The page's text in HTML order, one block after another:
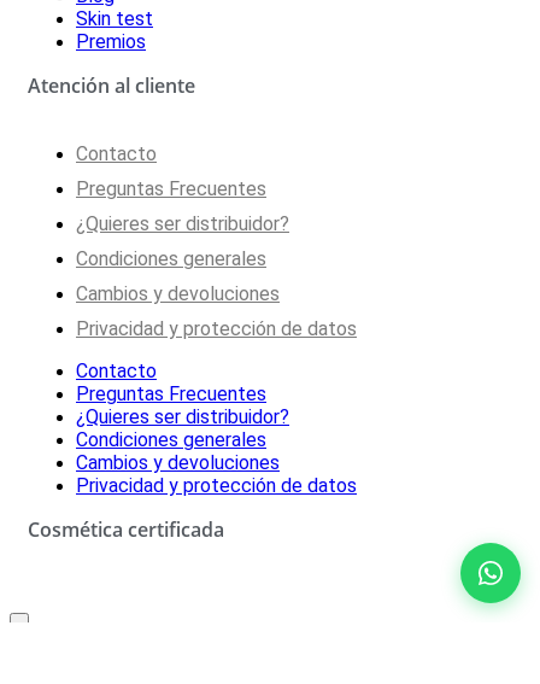
Skin test
Premios
Atención al cliente
Contacto
Preguntas Frecuentes
¿Quieres ser distribuidor?
Condiciones generales
Cambios y devoluciones
Privacidad y protección de datos
Contacto
Preguntas Frecuentes
¿Quieres ser distribuidor?
Condiciones generales
Cambios y devoluciones
Privacidad y protección de datos
Cosmética certificada